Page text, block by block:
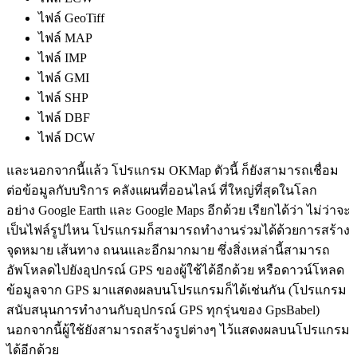
ไฟล์ GeoTiff
ไฟล์ MAP
ไฟล์ IMP
ไฟล์ GMI
ไฟล์ SHP
ไฟล์ DBF
ไฟล์ DCW
และนอกจากนี้แล้ว โปรแกรม OKMap ตัวนี้ ก็ยังสามารถเชื่อม
ต่อข้อมูลกับบริการ คลังแผนที่ออนไลน์ ที่ใหญ่ที่สุดในโลก
อย่าง Google Earth และ Google Maps อีกด้วย เรียกได้ว่า ไม่ว่าจะ
เป็นไฟล์รูปไหน โปรแกรมก็สามารถทำงานร่วมได้ด้วยการสร้าง
จุดหมาย เส้นทาง ถนนและอีกมากมาย ซึ่งสิ่งเหล่านี้สามารถ
อัพโหลดไปยังอุปกรณ์ GPS ของผู้ใช้ได้อีกด้วย หรือดาวน์โหลด
ข้อมูลจาก GPS มาแสดงผลบนโปรแกรมก็ได้เช่นกัน (โปรแกรม
สนับสนุนการทำงานกับอุปกรณ์ GPS ทุกรุ่นของ GpsBabel)
นอกจากนี้ผู้ใช้ยังสามารถสร้างรูปต่างๆ ไว้แสดงผลบนโปรแกรม
ได้อีกด้วย